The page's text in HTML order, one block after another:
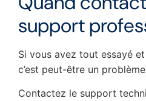
support
Si vous avez tout essayé et
c’est peut-être un
Contactez le support